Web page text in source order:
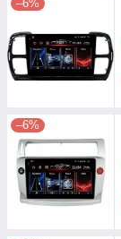
–6%
–6%